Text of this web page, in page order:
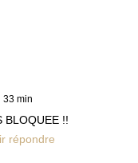
33 min
!!
répondre